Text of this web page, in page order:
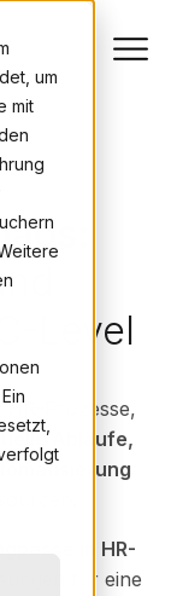
um
mit
Level
HR-Prozesse,
Abläufe,
in HR-
für eine